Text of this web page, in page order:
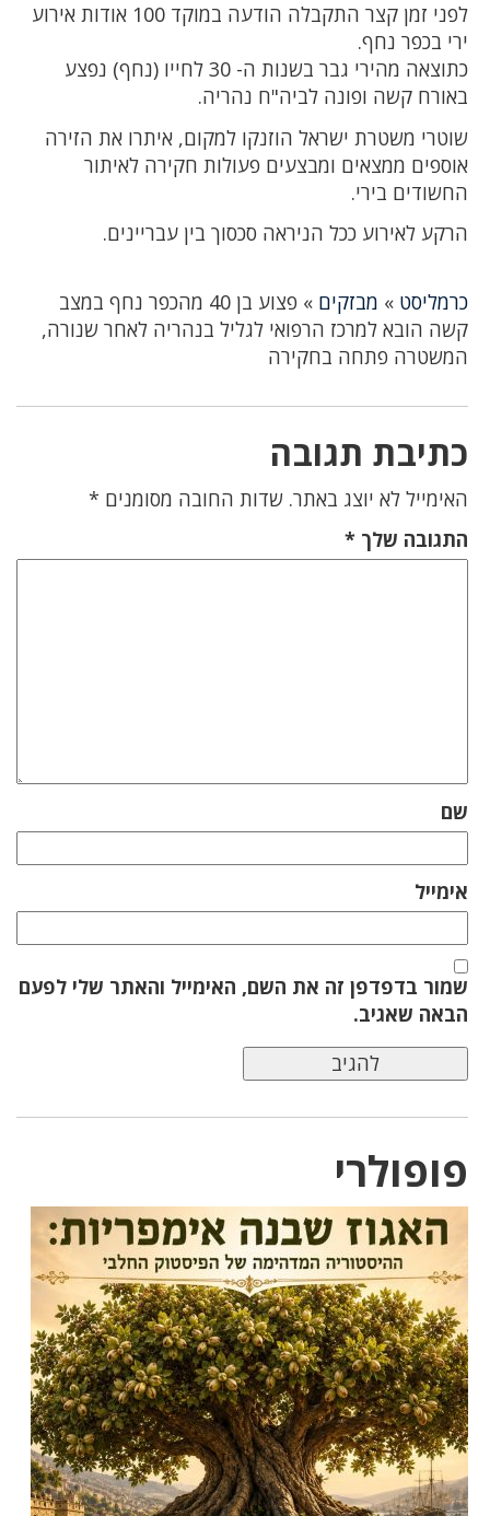
לפני זמן קצר התקבלה הודעה במוקד 100 אודות אירוע
ירי בכפר נחף.
כתוצאה מהירי גבר בשנות ה- 30 לחייו (נחף) נפצע
באורח קשה ופונה לביה"ח נהריה.
שוטרי משטרת ישראל הוזנקו למקום, איתרו את הזירה
אוספים ממצאים ומבצעים פעולות חקירה לאיתור
החשודים בירי.
הרקע לאירוע ככל הניראה סכסוך בין עבריינים.
כרמליסט » מבזקים »
פצוע בן 40 מהכפר נחף במצב
קשה הובא למרכז הרפואי לגליל בנהריה לאחר שנורה,
המשטרה פתחה בחקירה
כתיבת תגובה
האימייל לא יוצג באתר. שדות החובה מסומנים *
התגובה שלך *
שם
אימייל
שמור בדפדפן זה את השם, האימייל והאתר שלי לפעם
הבאה שאגיב.
פופולרי